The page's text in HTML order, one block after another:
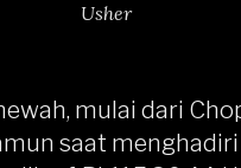
Usher
mulai dari
saat